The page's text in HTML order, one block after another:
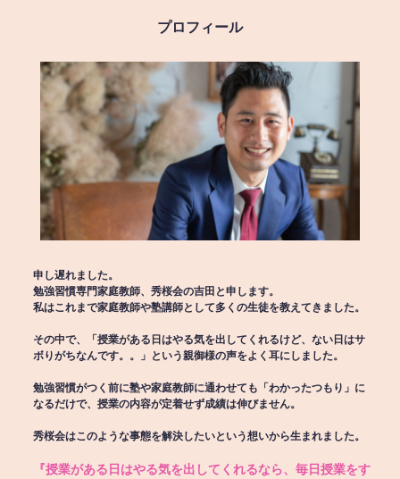
プロフィール
申し遅れました。
勉強習慣専門家庭教師、秀桜会の吉田と申します。
私はこれまで家庭教師や塾講師として多くの生徒を教えてきました。
その中で、「授業がある日はやる気を出してくれるけど、ない日はサ
ボりがちなんです。。」という親御様の声をよく耳にしました。
勉強習慣がつく前に塾や家庭教師に通わせても「わかったつもり」に
なるだけで、授業の内容が定着せず成績は伸びません。
秀桜会はこのような事態を解決したいという想いから生まれました。
『授業がある日はやる気を出してくれるなら、毎日授業をす